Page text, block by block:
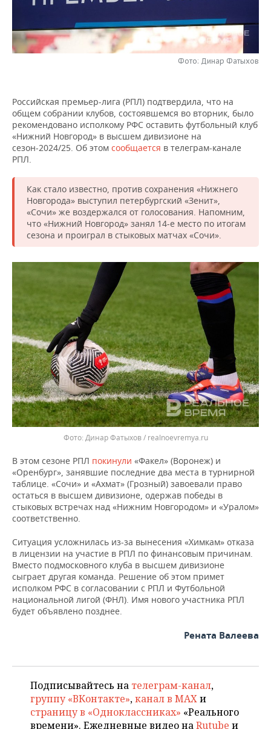
НЕФТЕХИМИЯ
НЕФТЬ
РОЗНИЧНАЯ ТОРГОВЛЯ
ТРАНСПОРТ
НОВОСТИ ТЕХНОЛОГИЙ
IT
ТЕЛЕКОММУНИКАЦИИ
МЕРОПРИЯТИЯ
НОВОСТИ МЕРОПРИЯТИЙ
БИЗНЕС-БРАНЧИ
ONLINE-КОНФЕРЕНЦИИ
ОТКРЫТАЯ ЛЕКЦИЯ
СПОРТ
ФУТБОЛ
ХОККЕЙ
БАСКЕТБОЛ
ВОЛЕЙБОЛ
КИБЕРСПОРТ
ФИГУРНОЕ КАТАНИЕ
ВОДНЫЕ ВИДЫ СПОРТА
ХОККЕЙ С МЯЧОМ
НОВОСТИ ОБЩЕСТВА
ВЛАСТЬ
ИНФРАСТРУКТУРА
ИСТОРИЯ
КУЛЬТУРА
МЕДИЦИНА
ПРОИСШЕСТВИЯ
ФОТОГАЛЕРЕЯ
СЮЖЕТЫ
СПРАВОЧНИК
СПИСОК ПЕРСОН
СПИСОК КОМПАНИЙ
ПОЛНАЯ ВЕРСИЯ
Фото: Динар Фатыхов
Российская премьер-лига (РПЛ) подтвердила, что на
общем собрании клубов, состоявшемся во вторник, было
рекомендовано исполкому РФС оставить футбольный клуб
«Нижний Новгород» в высшем дивизионе на
сезон-2024/25. Об этом сообщается в телеграм-канале
РПЛ.
Как стало известно, против сохранения «Нижнего
Новгорода» выступил петербургский «Зенит»,
«Сочи» же воздержался от голосования. Напомним,
что «Нижний Новгород» занял 14-е место по итогам
сезона и проиграл в стыковых матчах «Сочи».
Динар Фатыхов / realnoevremya.ru
В этом сезоне РПЛ покинули «Факел» (Воронеж) и
«Оренбург», занявшие последние два места в турнирной
таблице. «Сочи» и «Ахмат» (Грозный) завоевали право
остаться в высшем дивизионе, одержав победы в
стыковых встречах над «Нижним Новгородом» и «Уралом»
соответственно.
Ситуация усложнилась из-за вынесения «Химкам» отказа
в лицензии на участие в РПЛ по финансовым причинам.
Вместо подмосковного клуба в высшем дивизионе
сыграет другая команда. Решение об этом примет
исполком РФС в согласовании с РПЛ и Футбольной
национальной лигой (ФНЛ). Имя нового участника РПЛ
будет объявлено позднее.
Рената Валеева
Подписывайтесь на телеграм-канал,
группу «ВКонтакте»,канал в MAXи
страницу в «Одноклассниках» «Реального
времени». Ежедневные видео наRutube и